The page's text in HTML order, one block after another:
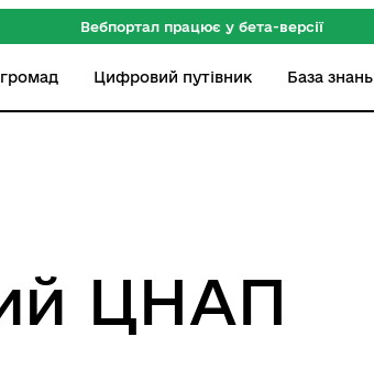
Вебпортал працює у бета-версії
Цифровий путівник База знань
ЦНАП